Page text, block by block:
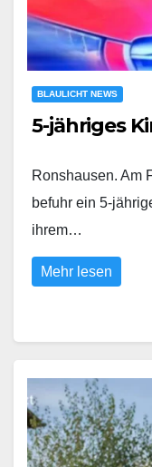
BLAULICHT NEWS
5-jähriges
Ronshausen. Am
befuhr ein 5-
ihrem…
Mehr lesen